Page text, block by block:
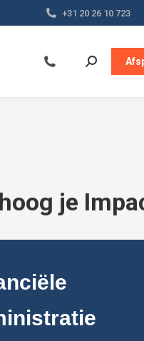
+31 20 26 10 723
je